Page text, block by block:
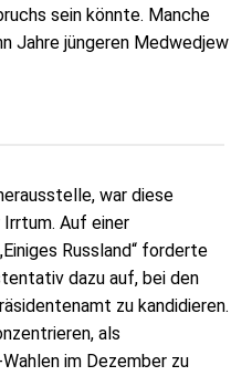
sein könnte. Manche
Jahre jüngeren Medwedjew
war diese
Irrtum. Auf einer
Russland“ forderte
dazu auf, bei den
zu kandidieren.
als
im Dezember zu